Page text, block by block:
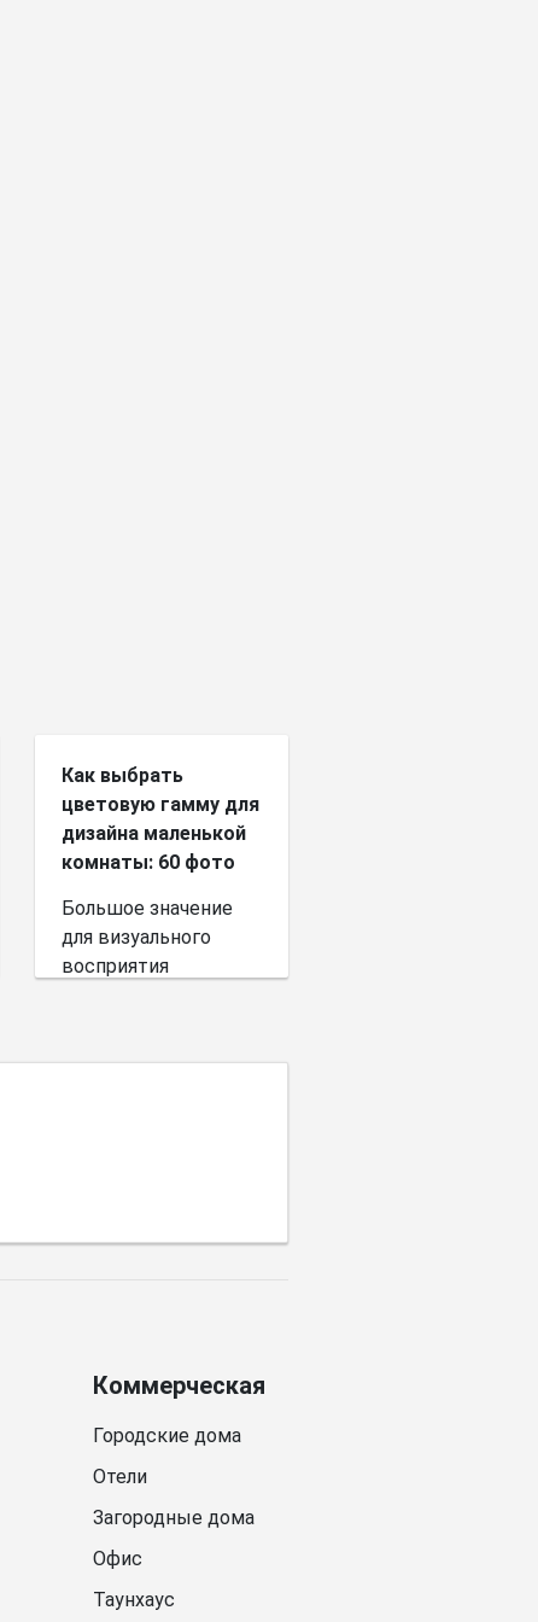
Как выбрать
цветовую гамму для
дизайна маленькой
комнаты: 60 фото
Большое значение
для визуального
восприятия
Коммерческая
Городские дома
Отели
Загородные дома
Офис
Таунхаус